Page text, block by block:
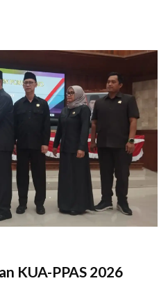
KUA-PPAS 2026